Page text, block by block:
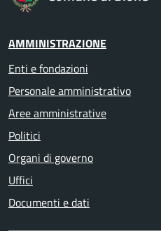
AMMINISTRAZIONE
Enti e fondazioni
Personale amministrativo
Aree amministrative
Politici
Organi di governo
Uffici
Documenti e dati